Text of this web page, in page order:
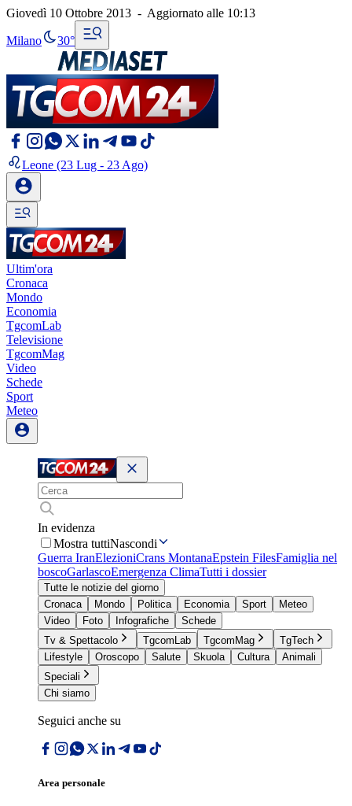
Giovedì 10 Ottobre 2013 - Aggiornato alle 10:13
Milano 30°
Leone (23 Lug - 23 Ago)
Ultim'ora
Cronaca
Mondo
Economia
TgcomLab
Televisione
TgcomMag
Video
Schede
Sport
Meteo
In evidenza
Mostra tuttiNascondi
Guerra IranElezioniCrans MontanaEpstein FilesFamiglia nel
boscoGarlascoEmergenza ClimaTutti i dossier
Tutte le notizie del giorno
Cronaca
Mondo Politica Economia Sport
Meteo
Video
Foto Infografiche
Schede
Tv & Spettacolo
TgcomLab TgcomMag
TgTech
Lifestyle
Oroscopo Salute Skuola Cultura
Animali
Speciali
Chi siamo
Seguici anche su
Area personale